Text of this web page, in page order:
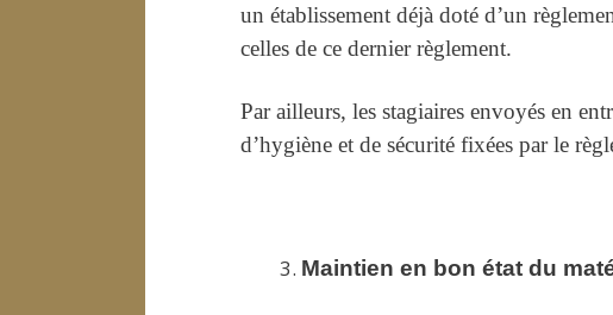
un établissement déjà doté d’un
celles de ce dernier règlement.
Par ailleurs, les stagiaires envoyés en
d’hygiène et de sécurité fixées par le
Maintien en bon état du